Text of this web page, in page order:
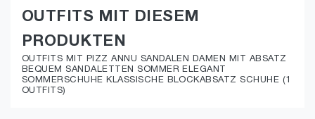
OUTFITS MIT DIESEM
PRODUKTEN
OUTFITS MIT PIZZ ANNU SANDALEN DAMEN MIT ABSATZ
BEQUEM SANDALETTEN SOMMER ELEGANT
SOMMERSCHUHE KLASSISCHE BLOCKABSATZ SCHUHE (1
OUTFITS)